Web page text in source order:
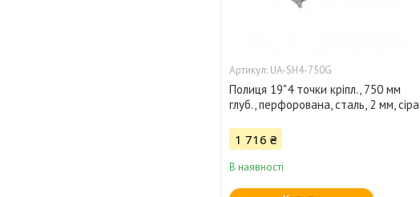
UA-SH4-750G
Полиця 19"4 точки кріпл., 750 мм
глуб., перфорована, сталь, 2 мм, сіра
1 716 ₴
В наявності